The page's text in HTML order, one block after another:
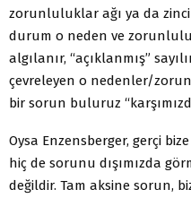
zorunluluklar ağı ya da
durum o neden ve
algılanır, “açıklanmış”
çevreleyen o nedenler/
bir sorun buluruz
Oysa Enzensberger, gerçi
hiç de sorunu dışımızda
değildir. Tam aksine sorun,